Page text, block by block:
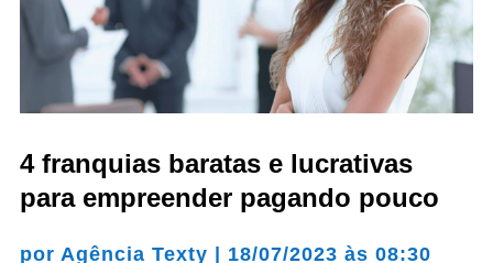
4 franquias baratas e lucrativas
para empreender pagando pouco
por Agência Texty | 18/07/2023 às 08:30